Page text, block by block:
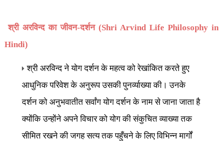
श्री अरविन्द का जीवन-दर्शन (Shri Arvind Life Philosophy in
Hindi)
श्री अरविन्द ने योग दर्शन के महत्व को रेखांकित करते हुए
आधुनिक परिवेश के अनुरूप उसकी पुनर्व्याख्या की। उनके
दर्शन को अनुभवातीत सर्वांग योग दर्शन के नाम से जाना जाता है
क्योंकि उन्होंने अपने विचार को योग की संकुचित व्याख्या तक
सीमित रखने की जगह सत्य तक पहुँचने के लिए विभिन्न मार्गों